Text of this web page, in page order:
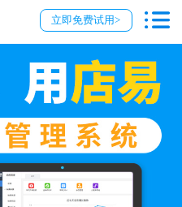
立即免费试用>